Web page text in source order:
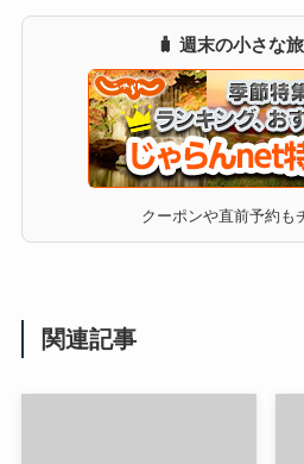
🧳 週末の小さな
クーポンや直前予約も
関連記事